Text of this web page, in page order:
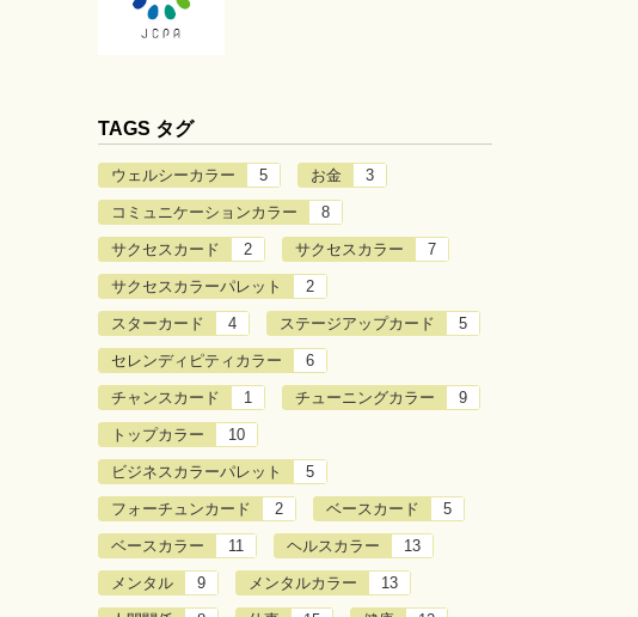
TAGS タグ
ウェルシーカラー 5 お金 3
コミュニケーションカラー 8
サクセスカード 2 サクセスカラー 7
サクセスカラーパレット 2
スターカード 4 ステージアップカード 5
セレンディピティカラー 6
チャンスカード 1 チューニングカラー 9
トップカラー 10
ビジネスカラーパレット 5
フォーチュンカード 2 ベースカード 5
ベースカラー 11 ヘルスカラー 13
メンタル 9 メンタルカラー 13